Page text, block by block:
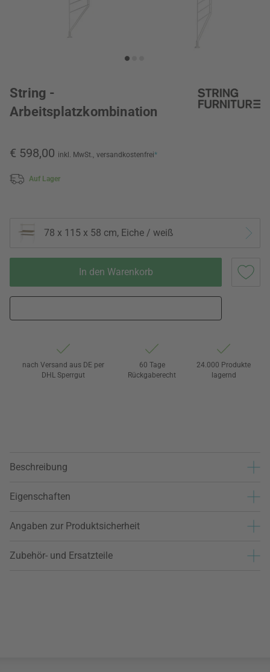
String -
Arbeitsplatzkombination
€ 598,00 inkl. MwSt., versandkostenfrei*
Auf Lager
78 x 115 x 58 cm, Eiche / weiß
In den Warenkorb
nach Versand aus DE per
DHL Sperrgut
60 Tage
Rückgaberecht
24.000 Produkte
lagernd
Beschreibung
Eigenschaften
Angaben zur Produktsicherheit
Zubehör- und Ersatzteile